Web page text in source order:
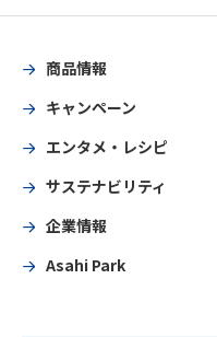
商品情報
キャンペーン
エンタメ・レシピ
サステナビリティ
企業情報
Asahi Park